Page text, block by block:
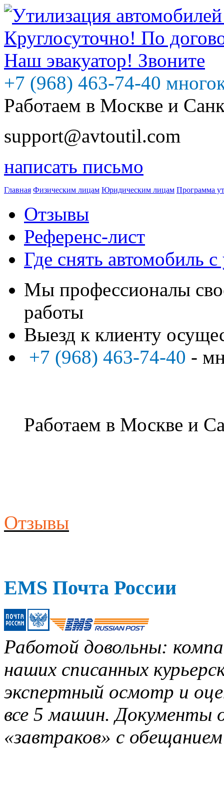
+7 (968) 463-74-40
Работаем в Москве и
support@avtoutil.com
написать письмо
Главная Физическим лицам Юридическим лицам Программа
Отзывы
Референс-лист
Где снять автомобиль с
Мы профессионалы
работы
Выезд к клиенту
+7 (968) 463-74-40 -
Работаем в Москве и
Отзывы
EMS Почта России
Работой довольны:
наших списанных
экспертный осмотр и
все 5 машин. Документы
«завтраков» с